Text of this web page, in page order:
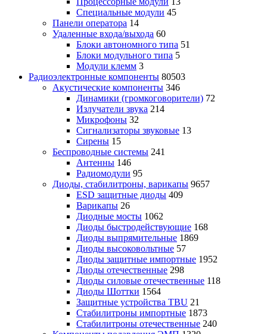
Специальные модули 45
Панели оператора 14
Удаленные входа/выхода 60
Блоки автономного типа 51
Блоки модульного типа 5
Модули клемм 3
Радиоэлектронные компоненты 80503
Акустические компоненты 346
Динамики (громкоговорители) 72
Излучатели звука 214
Микрофоны 32
Сигнализаторы звуковые 13
Сирены 15
Беспроводные системы 241
Антенны 146
Радиомодули 95
Диоды, стабилитроны, варикапы 9657
ESD защитные диоды 409
Варикапы 26
Диодные мосты 1062
Диоды быстродействующие 168
Диоды выпрямительные 1869
Диоды высоковольтные 57
Диоды защитные импортные 1952
Диоды отечественные 298
Диоды силовые отечественные 118
Диоды Шоттки 1564
Защитные устройства TBU 21
Стабилитроны импортные 1873
Стабилитроны отечественные 240